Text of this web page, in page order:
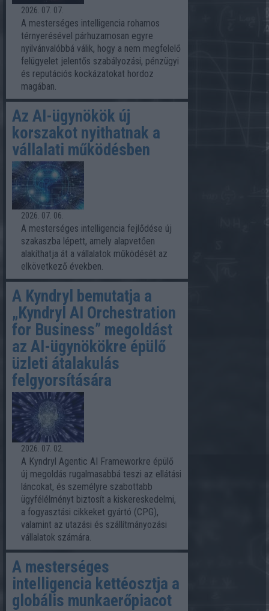
2026. 07. 07.
A mesterséges intelligencia rohamos
térnyerésével párhuzamosan egyre
nyilvánvalóbbá válik, hogy a nem megfelelő
felügyelet jelentős szabályozási, pénzügyi
és reputációs kockázatokat hordoz
magában.
Az AI-ügynökök új
korszakot nyithatnak a
vállalati működésben
2026. 07. 06.
A mesterséges intelligencia fejlődése új
szakaszba lépett, amely alapvetően
alakíthatja át a vállalatok működését az
elkövetkező években.
A Kyndryl bemutatja a
„Kyndryl AI Orchestration
for Business” megoldást
az AI-ügynökökre épülő
üzleti átalakulás
felgyorsítására
2026. 07. 02.
A Kyndryl Agentic AI Frameworkre épülő
új megoldás rugalmasabbá teszi az ellátási
láncokat, és személyre szabottabb
ügyfélélményt biztosít a kiskereskedelmi,
a fogyasztási cikkeket gyártó (CPG),
valamint az utazási és szállítmányozási
vállalatok számára.
A mesterséges
intelligencia kettéosztja a
globális munkaerőpiacot